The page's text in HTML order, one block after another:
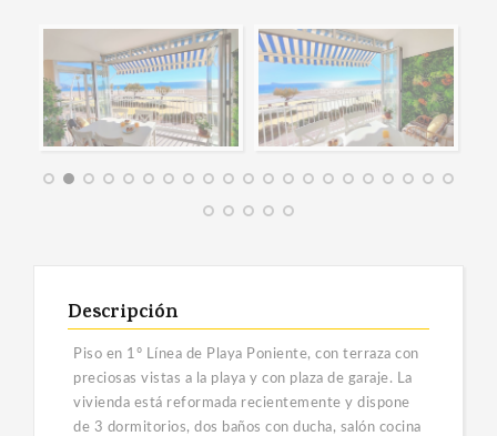
Descripción
Piso en 1º Línea de Playa Poniente, con terraza con
preciosas vistas a la playa y con plaza de garaje. La
vivienda está reformada recientemente y dispone
de 3 dormitorios, dos baños con ducha, salón cocina